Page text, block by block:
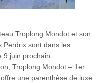
Troplong Mondot et son
Perdrix sont dans les
9 juin prochain.
Troplong Mondot – 1er
une parenthèse de luxe